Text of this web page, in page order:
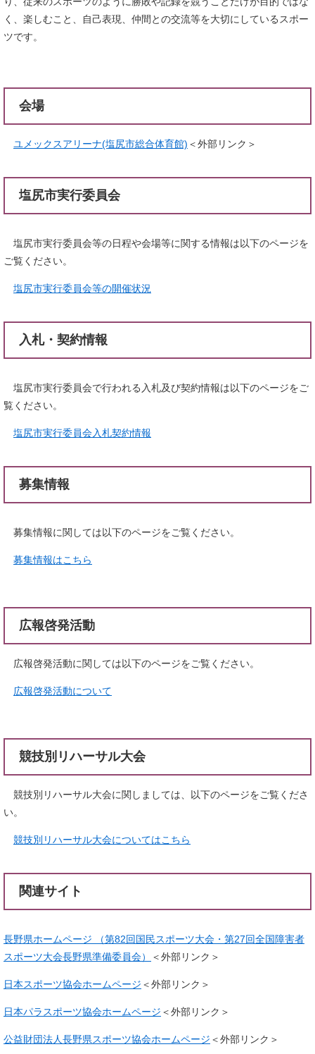
く、楽しむこと、自己表現、仲間との交流等を大切にしているスポー
ツです。
会場
ユメックスアリーナ(塩尻市総合体育館) ＜外部リンク＞
塩尻市実行委員会
塩尻市実行委員会等の日程や会場等に関する情報は以下のページを
ご覧ください。
塩尻市実行委員会等の開催状況
入札・契約情報
塩尻市実行委員会で行われる入札及び契約情報は以下のページをご
覧ください。
塩尻市実行委員会入札契約情報
募集情報
募集情報に関しては以下のページをご覧ください。
募集情報はこちら
広報啓発活動
広報啓発活動に関しては以下のページをご覧ください。
広報啓発活動について
競技別リハーサル大会
競技別リハーサル大会に関しましては、以下のページをご覧くださ
い。
競技別リハーサル大会についてはこちら
関連サイト
長野県ホームページ （第82回国民スポーツ大会・第27回全国障害者
スポーツ大会長野県準備委員会）
＜外部リンク＞
日本スポーツ協会ホームページ ＜外部リンク＞
日本パラスポーツ協会ホームページ ＜外部リンク＞
公益財団法人長野県スポーツ協会ホームページ ＜外部リンク＞